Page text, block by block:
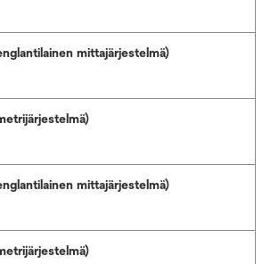
mittajärjestelmä)
mittajärjestelmä)